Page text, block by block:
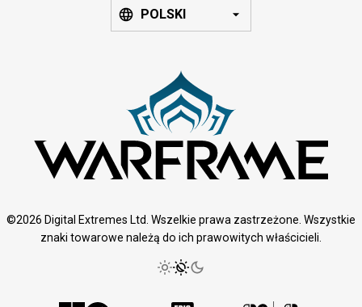
POLSKI
©2026 Digital Extremes Ltd. Wszelkie prawa zastrzeżone. Wszystkie
znaki towarowe należą do ich prawowitych właścicieli.